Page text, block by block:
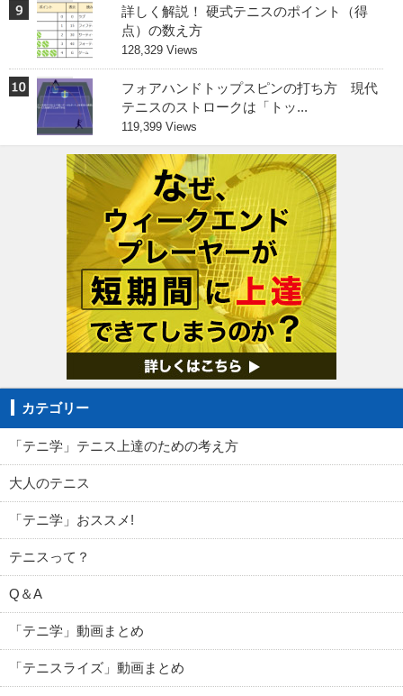
詳しく解説！ 硬式テニスのポイント（得
点）の数え方
128,329 Views
フォアハンドトップスピンの打ち方 現代
テニスのストロークは「トッ...
119,399 Views
カテゴリー
「テニ学」テニス上達のための考え方
大人のテニス
「テニ学」おススメ!
テニスって？
Q＆A
「テニ学」動画まとめ
「テニスライズ」動画まとめ